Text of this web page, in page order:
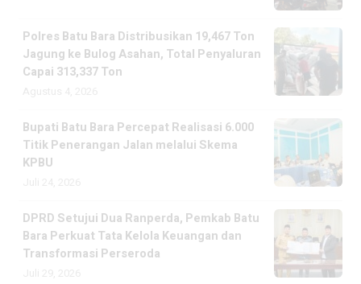
Polres Batu Bara Distribusikan 19,467 Ton
Jagung ke Bulog Asahan, Total Penyaluran
Capai 313,337 Ton
Bupati Batu Bara Percepat Realisasi 6.000
Titik Penerangan Jalan melalui Skema
KPBU
DPRD Setujui Dua Ranperda, Pemkab Batu
Bara Perkuat Tata Kelola Keuangan dan
Transformasi Perseroda